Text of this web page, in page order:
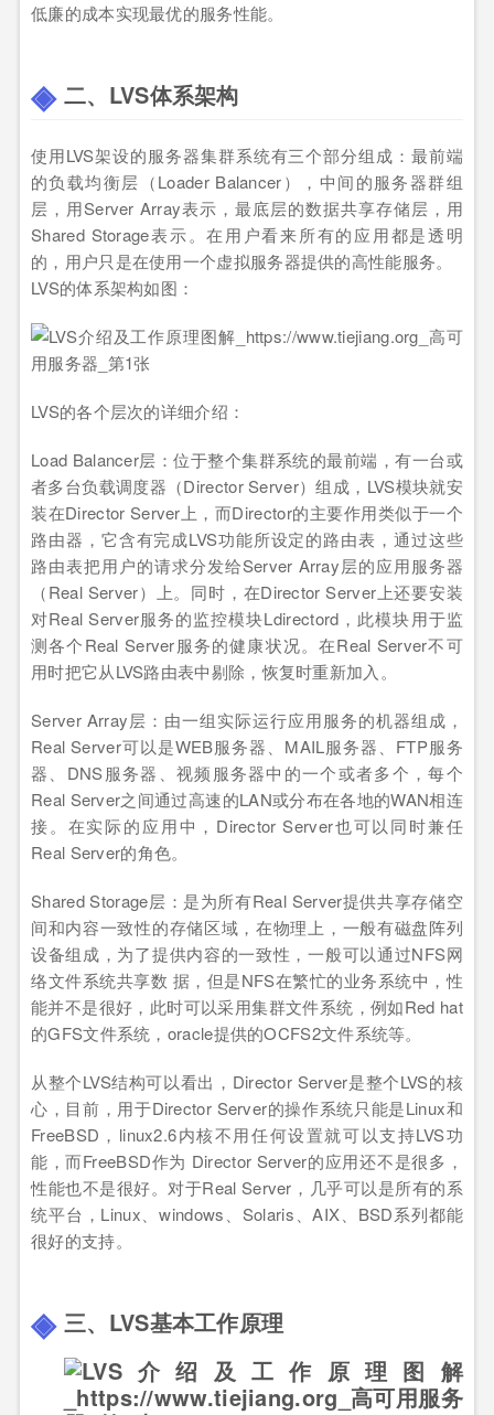
低廉的成本实现最优的服务性能。
二、LVS体系架构
使用LVS架设的服务器集群系统有三个部分组成：最前端
的负载均衡层（Loader Balancer），中间的服务器群组
层，用Server Array表示，最底层的数据共享存储层，用
Shared Storage表示。在用户看来所有的应用都是透明
的，用户只是在使用一个虚拟服务器提供的高性能服务。
LVS的体系架构如图：
LVS的各个层次的详细介绍：
Load Balancer层：位于整个集群系统的最前端，有一台或
者多台负载调度器（Director Server）组成，LVS模块就安
装在Director Server上，而Director的主要作用类似于一个
路由器，它含有完成LVS功能所设定的路由表，通过这些
路由表把用户的请求分发给Server Array层的应用服务器
（Real Server）上。同时，在Director Server上还要安装
对Real Server服务的监控模块Ldirectord，此模块用于监
测各个Real Server服务的健康状况。在Real Server不可
用时把它从LVS路由表中剔除，恢复时重新加入。
Server Array层：由一组实际运行应用服务的机器组成，
Real Server可以是WEB服务器、MAIL服务器、FTP服务
器、DNS服务器、视频服务器中的一个或者多个，每个
Real Server之间通过高速的LAN或分布在各地的WAN相连
接。在实际的应用中，Director Server也可以同时兼任
Real Server的角色。
Shared Storage层：是为所有Real Server提供共享存储空
间和内容一致性的存储区域，在物理上，一般有磁盘阵列
设备组成，为了提供内容的一致性，一般可以通过NFS网
络文件系统共享数 据，但是NFS在繁忙的业务系统中，性
能并不是很好，此时可以采用集群文件系统，例如Red hat
的GFS文件系统，oracle提供的OCFS2文件系统等。
从整个LVS结构可以看出，Director Server是整个LVS的核
心，目前，用于Director Server的操作系统只能是Linux和
FreeBSD，linux2.6内核不用任何设置就可以支持LVS功
能，而FreeBSD作为 Director Server的应用还不是很多，
性能也不是很好。对于Real Server，几乎可以是所有的系
统平台，Linux、windows、Solaris、AIX、BSD系列都能
很好的支持。
三、LVS基本工作原理